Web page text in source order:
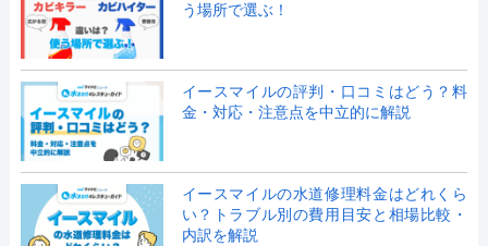
う場所で選ぶ！
イースマイルの評判・口コミはどう？料
金・対応・注意点を中立的に解説
イースマイルの水道修理料金はどれくら
い？トラブル別の費用目安と相場比較・
内訳を解説